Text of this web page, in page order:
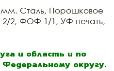
мм. Сталь, Порошковое
2, ФОФ 1/1, УФ печать,
и область и по
округу.